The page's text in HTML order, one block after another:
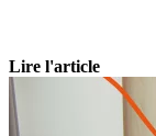
Lire l'article